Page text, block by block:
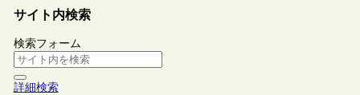
サイト内検索
検索フォーム
詳細検索